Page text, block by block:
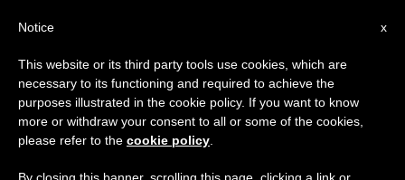
x
Notice
This website or its third party tools use cookies, which are
necessary to its functioning and required to achieve the
purposes illustrated in the cookie policy. If you want to know
more or withdraw your consent to all or some of the cookies,
please refer to the cookie policy